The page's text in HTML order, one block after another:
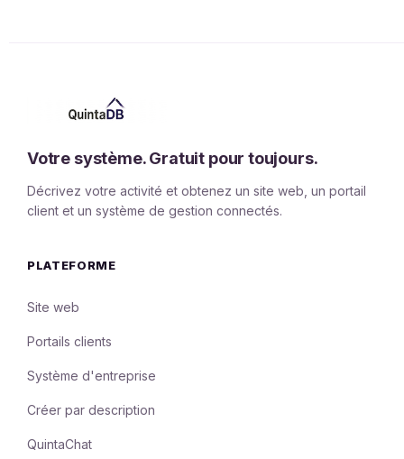
Votre système. Gratuit pour toujours.
Décrivez votre activité et obtenez un site web, un portail
client et un système de gestion connectés.
PLATEFORME
Site web
Portails clients
Système d'entreprise
Créer par description
QuintaChat